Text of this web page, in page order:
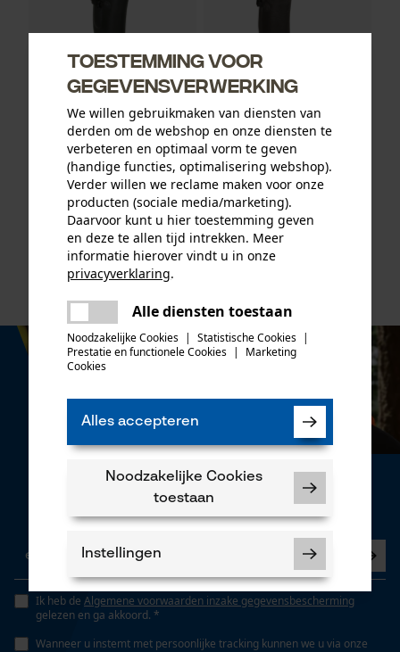
Euro PM rubberlaars Sully
donkergroen
74,90 €*
Euro PM rubberlaars
Cardinal bruin
99,90 €*
Nieuwsbrief
Nu abonneren op de nieuwsbrief
Ik heb de Algemene voorwaarden inzake gegevensbescherming
gelezen en ga akkoord. *
Wanneer u instemt met persoonlijke tracking kunnen we u via onze
Toestemming voor
gegevensverwerking
We willen gebruikmaken van diensten van
derden om de webshop en onze diensten te
verbeteren en optimaal vorm te geven
(handige functies, optimalisering webshop).
Verder willen we reclame maken voor onze
producten (sociale media/marketing).
Daarvoor kunt u hier toestemming geven
en deze te allen tijd intrekken. Meer
informatie hierover vindt u in onze
privacyverklaring.
Alle diensten toestaan
Noodzakelijke Cookies | Statistische Cookies |
Prestatie en functionele Cookies |
Marketing
Cookies
Alles accepteren
Noodzakelijke Cookies
toestaan
Instellingen
Er is een fout opgetreden. Gelieve
het opnieuw te proberen.
delen
mail